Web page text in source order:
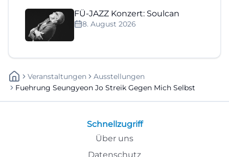
FÜ-JAZZ Konzert: Soulcan
8. August 2026
Veranstaltungen
Ausstellungen
Fuehrung Seungyeon Jo Streik Gegen Mich Selbst
Schnellzugriff
Über uns
Datenschutz